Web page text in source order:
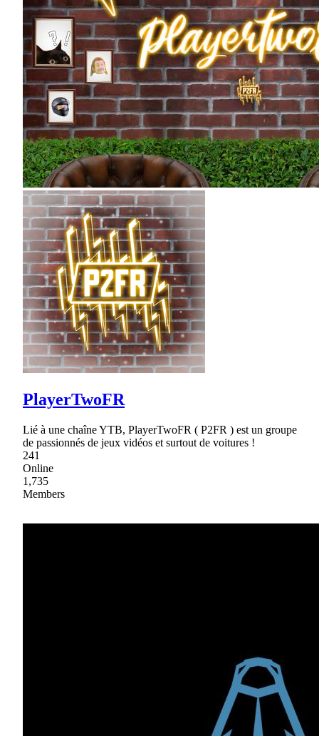
PlayerTwoFR
Lié à une chaîne YTB, PlayerTwoFR ( P2FR ) est un groupe
de passionnés de jeux vidéos et surtout de voitures !
241
Online
1,735
Members